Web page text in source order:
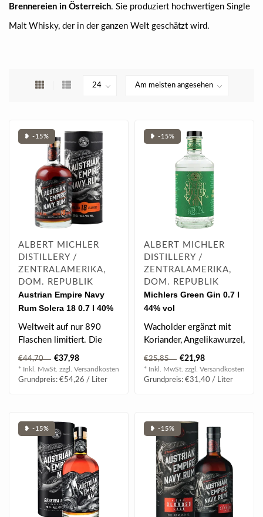
Brennereien in Österreich. Sie produziert hochwertigen Single
Malt Whisky, der in der ganzen Welt geschätzt wird.
❥ -15%
ALBERT MICHLER
DISTILLERY /
ZENTRALAMERIKA,
DOM. REPUBLIK
Austrian Empire Navy
Rum Solera 18 0.7 l 40%
vol
Weltweit auf nur 890
Flaschen limitiert. Die
Blends dieser
Rumkomposition lagert..
€44,70 €37,98
* Inkl. MwSt. zzgl. Versandkosten
Grundpreis: €54,26 / Liter
❥ -15%
ALBERT MICHLER
DISTILLERY /
ZENTRALAMERIKA,
DOM. REPUBLIK
Michlers Green Gin 0.7 l
44% vol
Wacholder ergänzt mit
Koriander, Angelikawurzel,
Lavendel und ein Hauch
von Gu..
€25,85 €21,98
* Inkl. MwSt. zzgl. Versandkosten
Grundpreis: €31,40 / Liter
❥ -15% ❥ -15%